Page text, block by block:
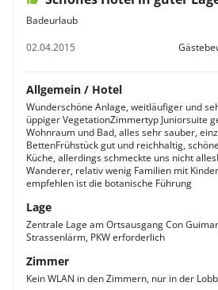
Badeurlaub
02.04.2015
Allgemein / Hotel
Wunderschöne Anlage, weitläufiger und
üppiger VegetationZimmertyp Juniorsuite
Wohnraum und Bad, alles sehr sauber,
BettenFrühstück gut und reichhaltig,
Küche, allerdings schmeckte uns nicht
Wanderer, relativ wenig Familien mit
empfehlen ist die botanische Führung
Lage
Zentrale Lage am Ortsausgang Con
Strassenlärm, PKW erforderlich
Zimmer
Kein WLAN in den Zimmern, nur in der